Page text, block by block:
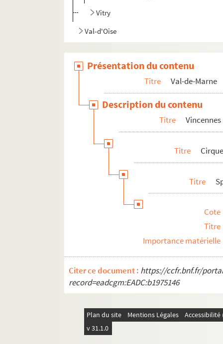
Vitry
Val-d'Oise
Présentation du contenu
Titre Val-de-Marne
Description du contenu
Titre Vincennes
Titre
Titre
Cote
Titre
Importance matérielle
Citer ce document : https://ccfr.bnf.fr/
record=eadcgm:EADC:b1975146
Plan du site Mentions Légales
v 31.1.0